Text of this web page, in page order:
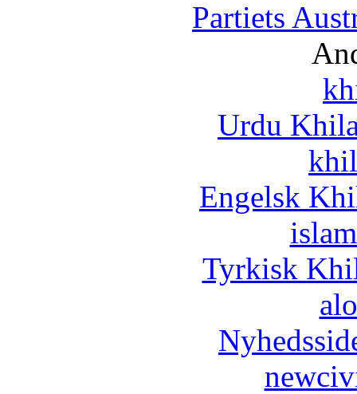
Partiets
Urdu
Engelsk
Tyrkisk